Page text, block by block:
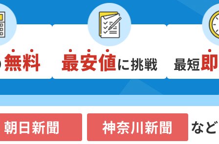
無料 最安値に挑戦 最短
朝日新聞 神奈川新聞 な